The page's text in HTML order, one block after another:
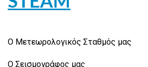
Ο Μετεωρολογικός Σταθμός μας
Ο Σεισμογράφος μας